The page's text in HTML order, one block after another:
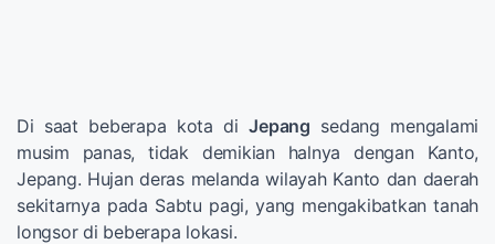
Di saat beberapa kota diJepang sedang mengalami
musim panas, tidak demikian halnya dengan Kanto,
Jepang. Hujan deras melanda wilayah Kanto dan daerah
sekitarnya pada Sabtu pagi, yang mengakibatkan tanah
longsor di beberapa lokasi.